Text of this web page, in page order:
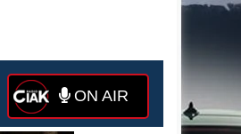
ON AIR